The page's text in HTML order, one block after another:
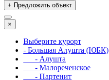
+ Предложить объект
×
Выберите курорт
- Большая Алушта (ЮБК)
- Алушта
- Малореченское
- Партенит